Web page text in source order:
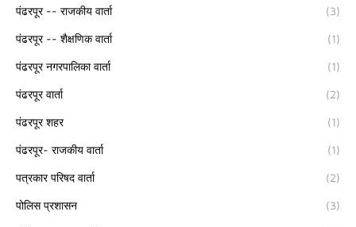
पंढरपूर -- राजकीय वार्ता (3)
पंढरपूर -- शैक्षणिक वार्ता (1)
पंढरपूर नगरपालिका वार्ता (1)
पंढरपूर वार्ता (2)
पंढरपूर शहर (1)
पंढरपूर- राजकीय वार्ता (1)
पत्रकार परिषद वार्ता (2)
पोलिस प्रशासन (3)